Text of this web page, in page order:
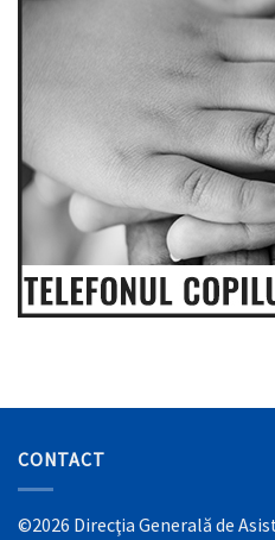
CONTACT
©2026 Direcţia Generală de